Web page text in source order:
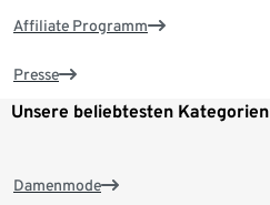
Affiliate Programm
Presse
Unsere beliebtesten Kategorien
Damenmode